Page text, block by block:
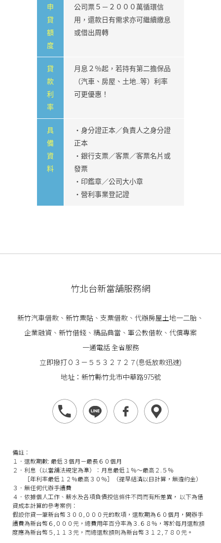
申
貸
額
度
公司票５－２０００萬循環信
用，還款日有需求亦可繼續繳息
或借出周轉
貸
款
利
率
月息２％起，若持有第二擔保品
（汽車、房屋、土地..等）利率
可更優惠！
具
備
資
料
・身分證正本／負責人之身分證
正本
・銀行支票／客票／客票名片或
發票
・印鑑章／公司大小章
・營利事業登記證
竹北台新當舖服務網
新竹汽車借款 、 新竹票貼 、支票借款、代辦房屋土地一二胎、
企業融資 、 新竹借錢 、精品典當、軍公教借款、代償專案
一通電話 全省服務
立即撥打０３－５５３２７２７(息低放款迅速)
地址：新竹縣竹北市中華路975號
備註：
１．還款期數: 最低３個月－最長６０個月
２．利息（以當舖法規定為準）：月息最低１％～最高２.５％
［年利率最低１２％最高３０％］（提早結清以日計算，無違約金）
３．無任何代辦手續費
４．依據個人工作、薪水及各項負債授信條件不同而有所差異， 以下為借
貸成本計算的參考案例：
假設你貸一筆新台幣３００,０００元的款項，還款期為６０個月，開辦手
續費為新台幣６,０００元，總費用年百分率為３.６８％，等於每月還款額
度應為新台幣５,１１３元，而總還款額則為新台幣３１２,７８０元。